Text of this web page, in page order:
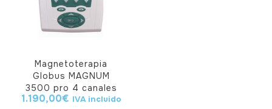
Magnetoterapia
Globus MAGNUM
3500 pro 4 canales
1.190,00€ IVA incluido